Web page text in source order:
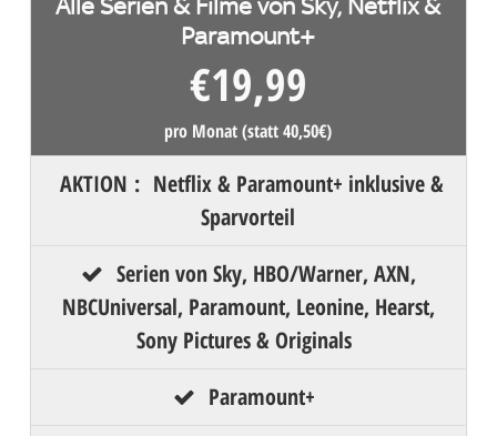
Alle Serien & Filme von Sky, Netflix &
Paramount+
€19,99
pro Monat (statt 40,50€)
AKTION : Netflix & Paramount+ inklusive &
Sparvorteil
Serien von Sky, HBO/Warner, AXN,
NBCUniversal, Paramount, Leonine, Hearst,
Sony Pictures & Originals
Paramount+